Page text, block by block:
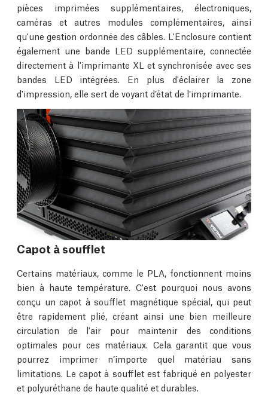
pièces imprimées supplémentaires, électroniques,
caméras et autres modules complémentaires, ainsi
qu'une gestion ordonnée des câbles. L'Enclosure contient
également une bande LED supplémentaire, connectée
directement à l'imprimante XL et synchronisée avec ses
bandes LED intégrées. En plus d'éclairer la zone
d'impression, elle sert de voyant d’état de l’imprimante.
Capot à soufflet
Certains matériaux, comme le PLA, fonctionnent moins
bien à haute température. C'est pourquoi nous avons
conçu un capot à soufflet magnétique spécial, qui peut
être rapidement plié, créant ainsi une bien meilleure
circulation de l'air pour maintenir des conditions
optimales pour ces matériaux. Cela garantit que vous
pourrez imprimer n’importe quel matériau sans
limitations. Le capot à soufflet est fabriqué en polyester
et polyuréthane de haute qualité et durables.